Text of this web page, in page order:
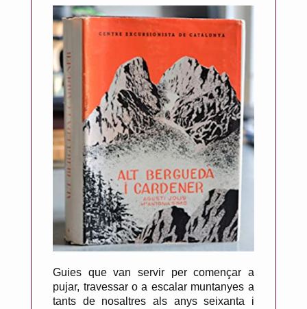
Guies que van servir per començar a
pujar, travessar o a escalar muntanyes a
tants de nosaltres als anys seixanta i